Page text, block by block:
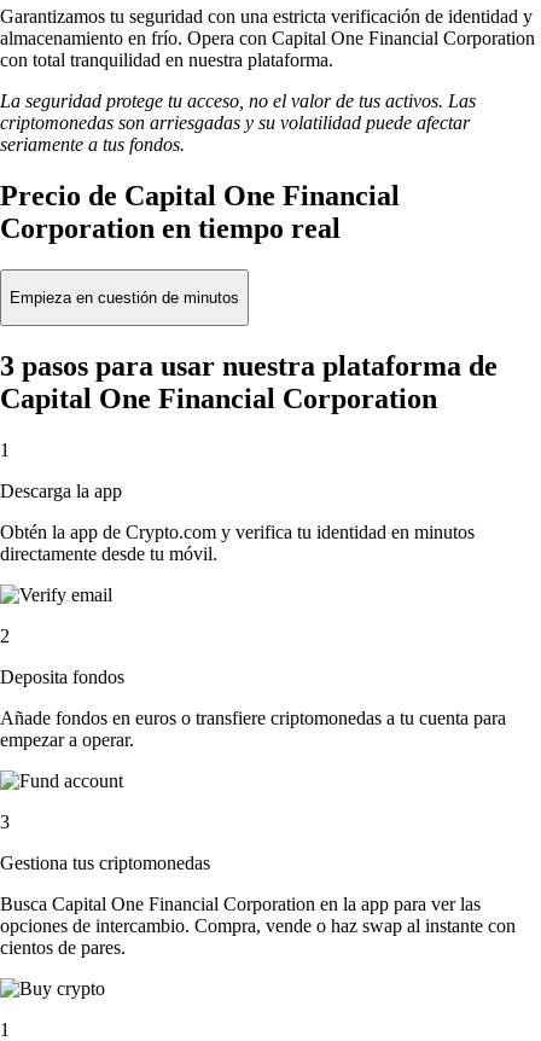
Garantizamos tu seguridad con una estricta verificación de identidad y
almacenamiento en frío. Opera con Capital One Financial Corporation
con total tranquilidad en nuestra plataforma.
La seguridad protege tu acceso, no el valor de tus activos. Las
criptomonedas son arriesgadas y su volatilidad puede afectar
seriamente a tus fondos.
Precio de Capital One Financial
Corporation en tiempo real
Empieza en cuestión de minutos
3 pasos para usar nuestra plataforma de
Capital One Financial Corporation
1
Descarga la app
Obtén la app de Crypto.com y verifica tu identidad en minutos
directamente desde tu móvil.
2
Deposita fondos
Añade fondos en euros o transfiere criptomonedas a tu cuenta para
empezar a operar.
3
Gestiona tus criptomonedas
Busca Capital One Financial Corporation en la app para ver las
opciones de intercambio. Compra, vende o haz swap al instante con
cientos de pares.
1